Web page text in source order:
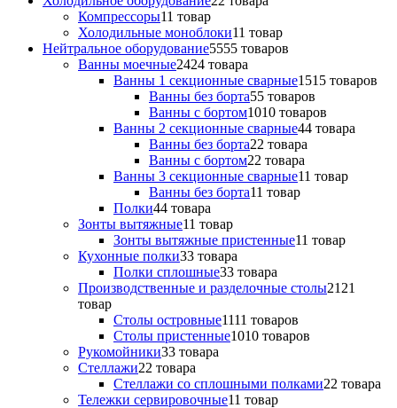
Компрессоры11 товар
Холодильные моноблоки11 товар
Нейтральное оборудование5555 товаров
Ванны моечные2424 товара
Ванны 1 секционные сварные1515 товаров
Ванны без борта55 товаров
Ванны с бортом1010 товаров
Ванны 2 секционные сварные44 товара
Ванны без борта22 товара
Ванны с бортом22 товара
Ванны 3 секционные сварные11 товар
Ванны без борта11 товар
Полки44 товара
Зонты вытяжные11 товар
Зонты вытяжные пристенные11 товар
Кухонные полки33 товара
Полки сплошные33 товара
Производственные и разделочные столы21 21
товар
Столы островные1111 товаров
Столы пристенные1010 товаров
Рукомойники33 товара
Стеллажи22 товара
Стеллажи со сплошными полками22 товара
Тележки сервировочные11 товар